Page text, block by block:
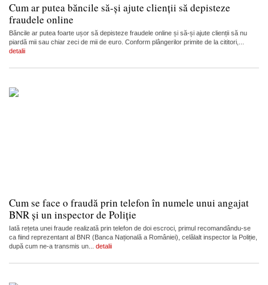
Cum ar putea băncile să-și ajute clienții să depisteze
fraudele online
Băncile ar putea foarte ușor să depisteze fraudele online și să-și ajute clienții să nu
piardă mii sau chiar zeci de mii de euro. Conform plângerilor primite de la cititori,...
detalii
Cum se face o fraudă prin telefon în numele unui angajat
BNR și un inspector de Poliție
Iată rețeta unei fraude realizată prin telefon de doi escroci, primul recomandându-se
ca fiind reprezentant al BNR (Banca Națională a României), celălalt inspector la Poliție,
după cum ne-a transmis un... detalii